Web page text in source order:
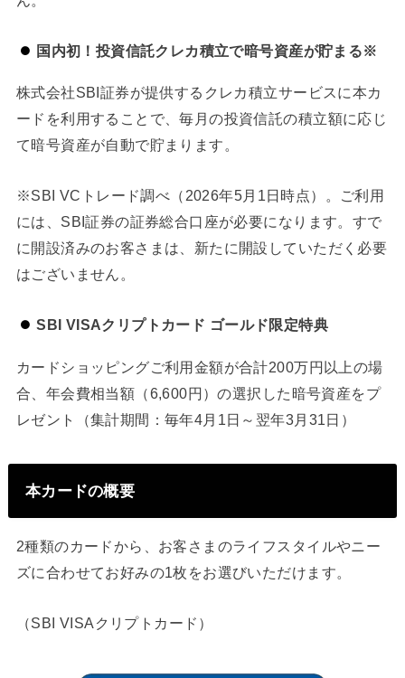
国内初！投資信託クレカ積立で暗号資産が貯まる※
株式会社SBI証券が提供するクレカ積立サービスに本カ
ードを利用することで、毎月の投資信託の積立額に応じ
て暗号資産が自動で貯まります。
※SBI VCトレード調べ（2026年5月1日時点）。ご利用
には、SBI証券の証券総合口座が必要になります。すで
に開設済みのお客さまは、新たに開設していただく必要
はございません。
SBI VISAクリプトカード ゴールド限定特典
カードショッピングご利用金額が合計200万円以上の場
合、年会費相当額（6,600円）の選択した暗号資産をプ
レゼント（集計期間：毎年4月1日～翌年3月31日）
本カードの概要
2種類のカードから、お客さまのライフスタイルやニー
ズに合わせてお好みの1枚をお選びいただけます。
（SBI VISAクリプトカード）